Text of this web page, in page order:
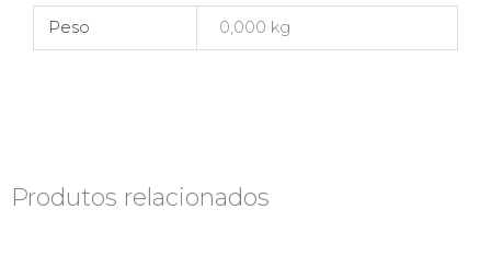
Peso 0,000 kg
Produtos relacionados